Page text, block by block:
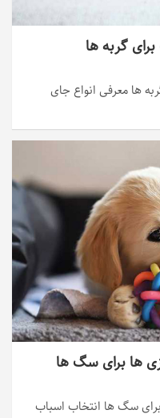
گربه ها
ها معرفی انواع جای
ها برای سگ ها
سگ ها انتخاب اسباب